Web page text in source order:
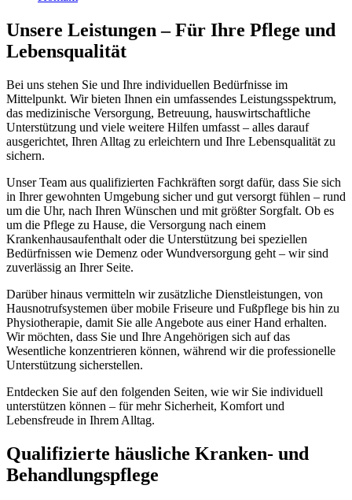
Unsere Leistungen – Für Ihre Pflege und
Lebensqualität
Bei uns stehen Sie und Ihre individuellen Bedürfnisse im
Mittelpunkt. Wir bieten Ihnen ein umfassendes Leistungsspektrum,
das medizinische Versorgung, Betreuung, hauswirtschaftliche
Unterstützung und viele weitere Hilfen umfasst – alles darauf
ausgerichtet, Ihren Alltag zu erleichtern und Ihre Lebensqualität zu
sichern.
Unser Team aus qualifizierten Fachkräften sorgt dafür, dass Sie sich
in Ihrer gewohnten Umgebung sicher und gut versorgt fühlen – rund
um die Uhr, nach Ihren Wünschen und mit größter Sorgfalt. Ob es
um die Pflege zu Hause, die Versorgung nach einem
Krankenhausaufenthalt oder die Unterstützung bei speziellen
Bedürfnissen wie Demenz oder Wundversorgung geht – wir sind
zuverlässig an Ihrer Seite.
Darüber hinaus vermitteln wir zusätzliche Dienstleistungen, von
Hausnotrufsystemen über mobile Friseure und Fußpflege bis hin zu
Physiotherapie, damit Sie alle Angebote aus einer Hand erhalten.
Wir möchten, dass Sie und Ihre Angehörigen sich auf das
Wesentliche konzentrieren können, während wir die professionelle
Unterstützung sicherstellen.
Entdecken Sie auf den folgenden Seiten, wie wir Sie individuell
unterstützen können – für mehr Sicherheit, Komfort und
Lebensfreude in Ihrem Alltag.
Qualifizierte häusliche Kranken- und
Behandlungspflege